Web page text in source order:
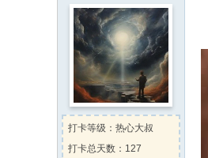
打卡等级：热心大叔
打卡总天数：127